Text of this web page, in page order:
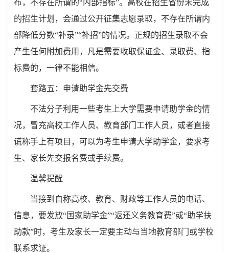
布，不存在所谓的“内部指标”。高校在招生省份未完成
的招生计划，会通过公开征集志愿录取，不存在所谓内
部降低分数“补录”“补招”的情况。正规的招生录取不会
产生任何附加费用，凡是需要收取保证金、录取费、指
标费的，一律不能相信。
套路五：申请助学金先交费
不法分子利用一些考生上大学需要申请助学金的情
况，冒充高校工作人员、教育部门工作人员，或者直接
谎称手上有项目，可以为考生申请大学助学金，要求考
生、家长先交报名费或手续费。
温馨提醒
当接到自称高校、教育、财政等工作人员的电话、
信息，要发放“国家助学金”“返还义务教育费”或“助学扶
助款”时，考生及家长一定要主动与当地教育部门或学校
联系求证。